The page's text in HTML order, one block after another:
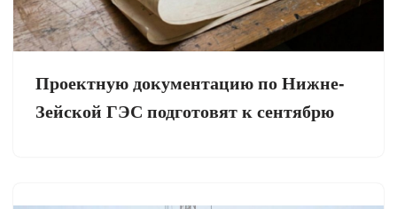
Проектную документацию по Нижне-
Зейской ГЭС подготовят к сентябрю